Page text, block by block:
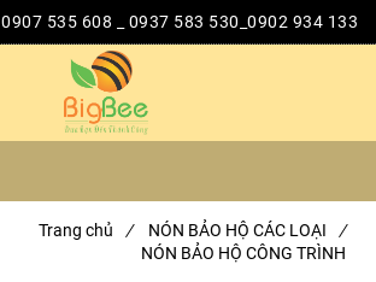
0907 535 608 _ 0937 583 530_0902 934 133
Trang chủ / NÓN BẢO HỘ CÁC LOẠI
/
NÓN BẢO HỘ CÔNG TRÌNH